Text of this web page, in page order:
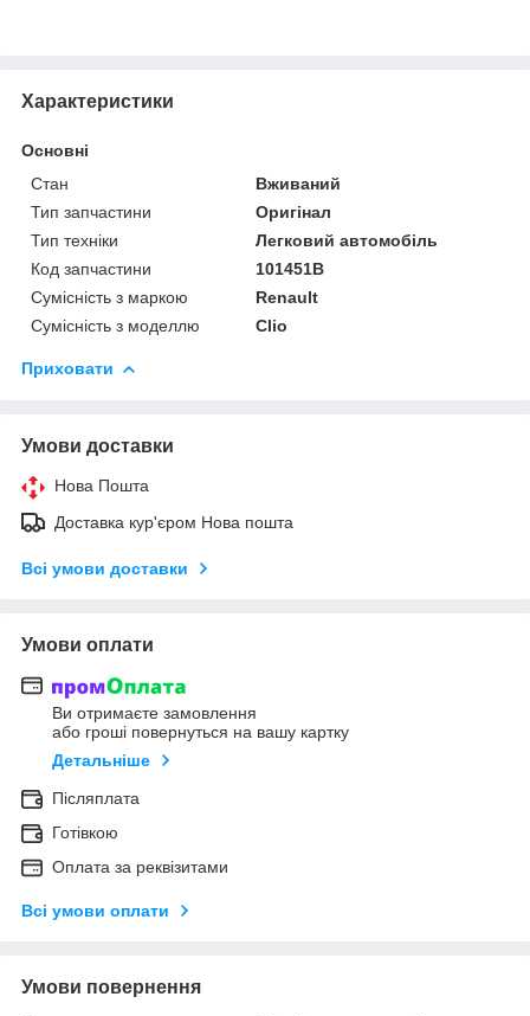
Характеристики
Основні
Стан
Вживаний
Тип запчастини
Оригінал
Тип техніки
Легковий автомобіль
Код запчастини
101451B
Сумісність з маркою
Renault
Сумісність з моделлю
Clio
Приховати
Умови доставки
Нова Пошта
Доставка кур'єром Нова пошта
Всі умови доставки
Умови оплати
Ви отримаєте замовлення
або гроші повернуться на вашу картку
Детальніше
Післяплата
Готівкою
Оплата за реквізитами
Всі умови оплати
Умови повернення